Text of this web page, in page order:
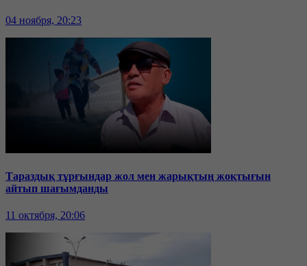
04 ноября, 20:23
Тараздық тұрғындар жол мен жарықтың жоқтығын
айтып шағымданды
11 октября, 20:06